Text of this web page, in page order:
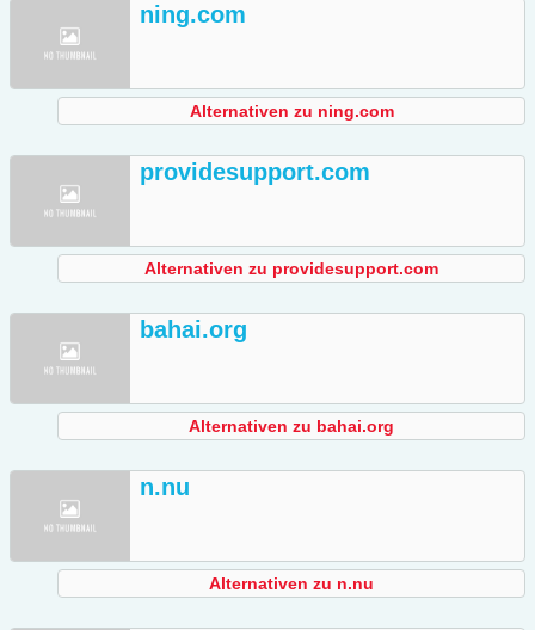
ning.com
Alternativen zu ning.com
providesupport.com
Alternativen zu providesupport.com
bahai.org
Alternativen zu bahai.org
n.nu
Alternativen zu n.nu